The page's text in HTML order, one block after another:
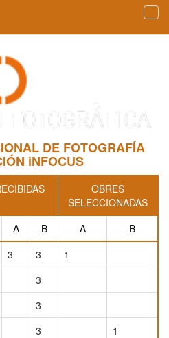
DE FOTOGRAFÍA
iNFOCUS
OBRES
SELECCIONADAS
A B A
B
3 3
1
3
3
3
1